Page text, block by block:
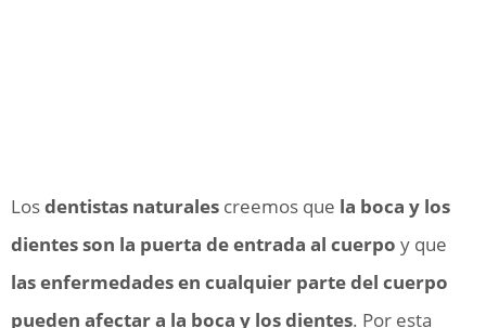
Losdentistas naturales creemos que la boca y los
dientes son la puerta de entrada al cuerpo y que
las enfermedades en cualquier parte del cuerpo
pueden afectar a la boca y los dientes. Por esta